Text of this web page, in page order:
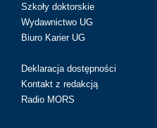
Szkoły doktorskie
Wydawnictwo UG
Biuro Karier UG
Deklaracja dostępności
Kontakt z redakcją
Radio MORS